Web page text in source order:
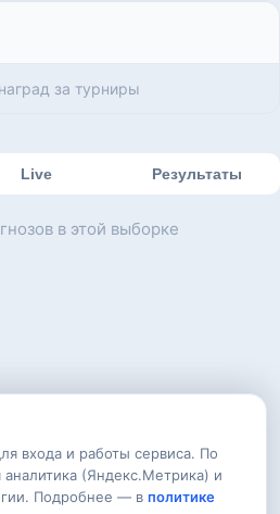
входа и работы сервиса. По
(Яндекс.Метрика) и
Подробнее — в политике
за турниры
Live Результаты
в этой выборке